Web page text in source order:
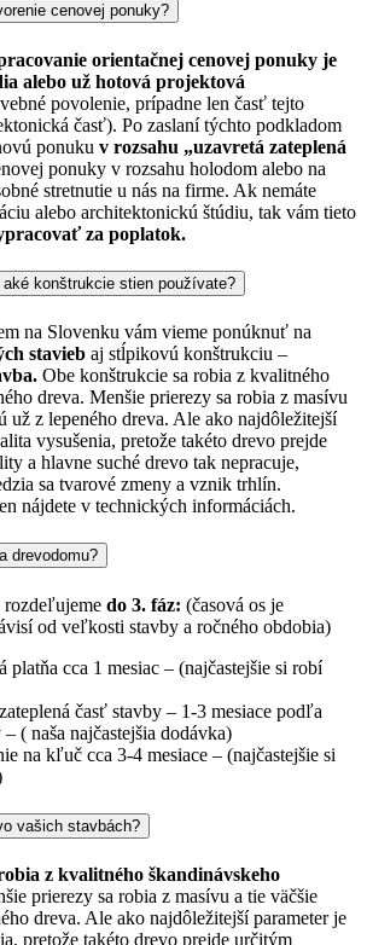
cenovej ponuky?
orientačnej cenovej ponuky je
alebo už hotová projektová
povolenie, prípadne len časť tejto
časť). Po zaslaní týchto podkladom
ponuku v rozsahu „uzavretá zateplená
ponuky v rozsahu holodom alebo na
stretnutie u nás na firme. Ak nemáte
alebo architektonickú štúdiu, tak vám tieto
za poplatok.
konštrukcie stien používate?
na Slovenku vám vieme ponúknuť na
stavieb aj stĺpikovú konštrukciu –
Obe konštrukcie sa robia z kvalitného
dreva. Menšie prierezy sa robia z masívu
už z lepeného dreva. Ale ako najdôležitejší
vysušenia, pretože takéto drevo prejde
a hlavne suché drevo tak nepracuje,
sa tvarové zmeny a vznik trhlín.
nájdete v technických informáciách.
drevodomu?
rozdeľujeme do 3. fáz: (časová os je
od veľkosti stavby a ročného obdobia)
platňa cca 1 mesiac – (najčastejšie si robí
časť stavby – 1-3 mesiace podľa
( naša najčastejšia dodávka)
na kľuč cca 3-4 mesiace – (najčastejšie si
vašich stavbách?
z kvalitného škandinávskeho
prierezy sa robia z masívu a tie väčšie
dreva. Ale ako najdôležitejší parameter je
pretože takéto drevo prejde určitým